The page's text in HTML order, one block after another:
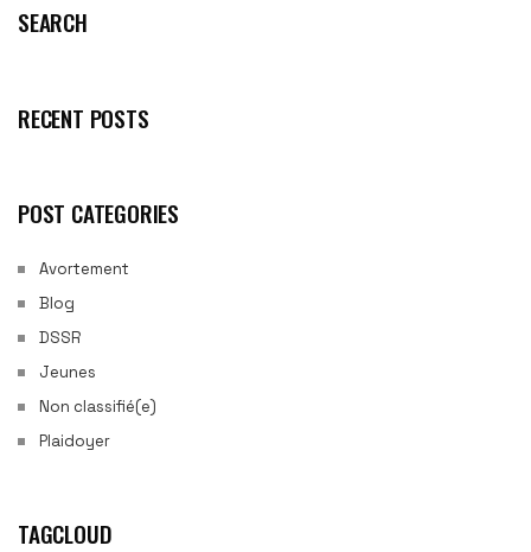
SEARCH
RECENT POSTS
POST CATEGORIES
Avortement
Blog
DSSR
Jeunes
Non classifié(e)
Plaidoyer
TAGCLOUD